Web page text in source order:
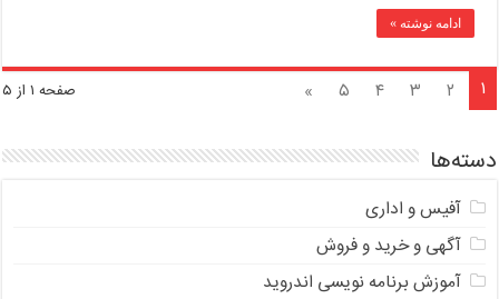
ادامه نوشته »
صفحه ۱ از ۵ ۱ ۲ ۳ ۴ ۵ »
دسته‌ها
آفیس و اداری
آگهی و خرید و فروش
آموزش برنامه نویسی اندروید